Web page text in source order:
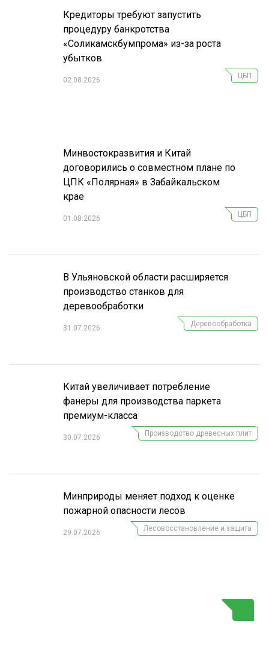
Кредиторы требуют запустить
процедуру банкротства
«Соликамскбумпрома» из-за роста
убытков
02.08.2026
ЦБП
Минвостокразвития и Китай
договорились о совместном плане по
ЦПК «Полярная» в Забайкальском
крае
01.08.2026
ЦБП
В Ульяновской области расширяется
производство станков для
деревообработки
31.07.2026
Деревообработка
Китай увеличивает потребление
фанеры для производства паркета
премиум-класса
30.07.2026
Производство древесных плит
Минприроды меняет подход к оценке
пожарной опасности лесов
29.07.2026
Лесовосстановление и защита